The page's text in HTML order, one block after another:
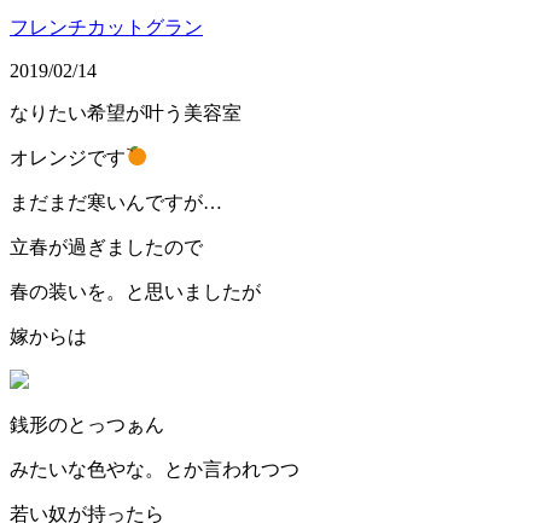
フレンチカットグラン
2019/02/14
なりたい希望が叶う美容室
オレンジです
まだまだ寒いんですが…
立春が過ぎましたので
春の装いを。と思いましたが
嫁からは
銭形のとっつぁん
みたいな色やな。とか言われつつ
若い奴が持ったら